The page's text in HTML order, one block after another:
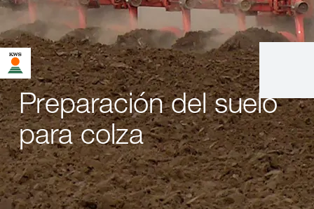
Preparación del suelo
para colza